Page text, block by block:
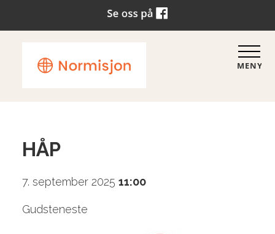
MENY
HÅP
7. september 2025 11:00
Gudsteneste